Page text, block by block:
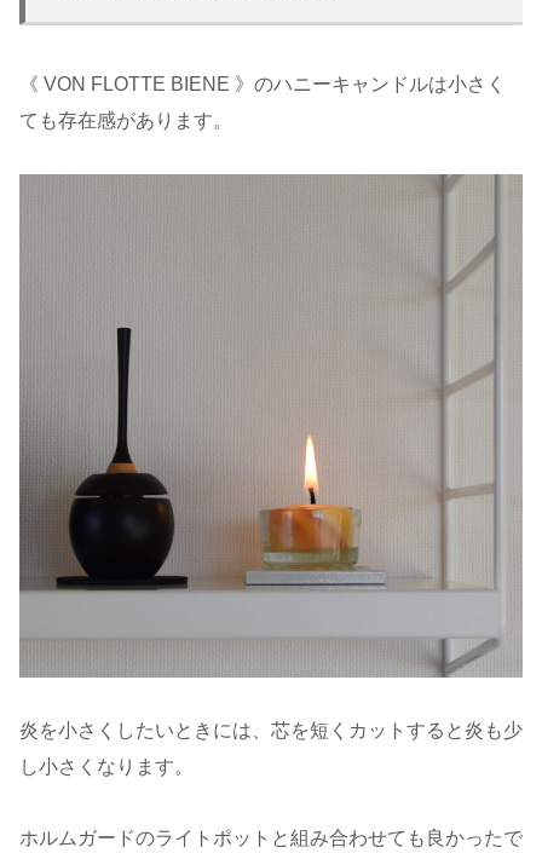
《 VON FLOTTE BIENE 》のハニーキャンドルは小さく
ても存在感があります。
炎を小さくしたいときには、芯を短くカットすると炎も少
し小さくなります。
ホルムガードのライトポットと組み合わせても良かったで